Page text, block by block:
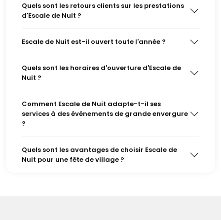
Quels sont les retours clients sur les prestations
d'Escale de Nuit ?
Escale de Nuit est-il ouvert toute l'année ?
Quels sont les horaires d'ouverture d'Escale de
Nuit ?
Comment Escale de Nuit adapte-t-il ses
services à des événements de grande envergure
?
Quels sont les avantages de choisir Escale de
Nuit pour une fête de village ?